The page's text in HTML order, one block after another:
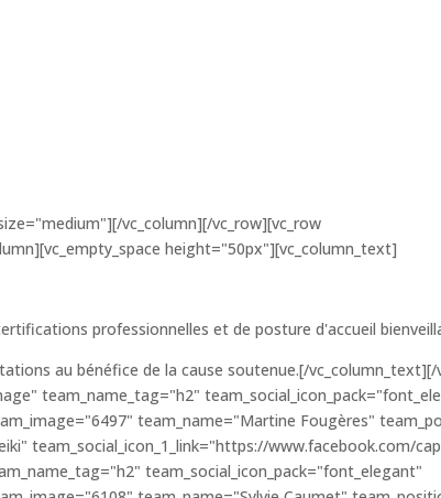
vc_column][/vc_row][vc_row
height="50px"][vc_column_text]
professionnelles et de posture d'accueil
au bénéfice de la cause soutenue.[/vc_column_text][/
team_name_tag="h2"
team_name="Martine Fougères"
team_social_icon_1_link="https://www.facebook.com/
team_social_icon_pack="font_elegant"